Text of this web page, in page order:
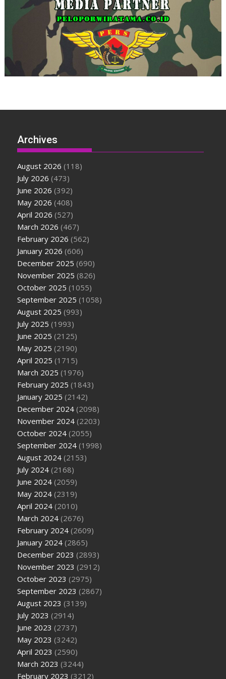
Archives
August 2026 (118)
July 2026 (473)
June 2026 (392)
May 2026 (408)
April 2026 (527)
March 2026 (467)
February 2026 (562)
January 2026 (606)
December 2025 (690)
November 2025 (826)
October 2025 (1055)
September 2025 (1058)
August 2025 (993)
July 2025 (1993)
June 2025 (2125)
May 2025 (2190)
April 2025 (1715)
March 2025 (1976)
February 2025 (1843)
January 2025 (2142)
December 2024 (2098)
November 2024 (2203)
October 2024 (2055)
September 2024 (1998)
August 2024 (2153)
July 2024 (2168)
June 2024 (2059)
May 2024 (2319)
April 2024 (2010)
March 2024 (2676)
February 2024 (2609)
January 2024 (2865)
December 2023 (2893)
November 2023 (2912)
October 2023 (2975)
September 2023 (2867)
August 2023 (3139)
July 2023 (2914)
June 2023 (2737)
May 2023 (3242)
April 2023 (2590)
March 2023 (3244)
February 2023 (3212)